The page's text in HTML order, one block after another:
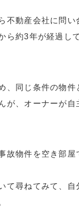
不動産会社に問
ら約3年が経過し
、同じ条件の物
が、オーナーが
故物件を空き部
て尋ねてみて、